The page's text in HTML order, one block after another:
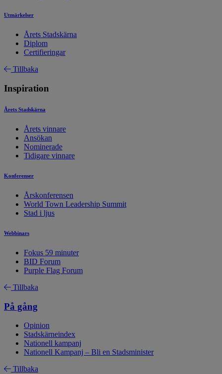
Utmärkelser
Årets Stadskärna
Diplom
Certifieringar
Tillbaka
Inspiration
Årets Stadskärna
Årets vinnare
Ansökan
Nominerade
Tidigare vinnare
Konferenser
Årskonferensen
World Town Leadership Summit
Stad i ljus
Webbinars
Fokus 59 minuter
BID Forum
Purple Flag Forum
Tillbaka
På gång
Opinion
Stadskärneindex
Nationell kampanj
Nationell Kampanj – Bli en Stadsminister
Tillbaka